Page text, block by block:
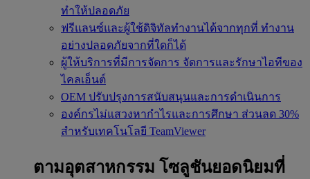
ทำให้ปลอดภัย
ฟรีแลนซ์และผู้ใช้ดิจิทัลทำงานได้จากทุกที่ ทำงาน
อย่างปลอดภัยจากที่ใดก็ได้
ผู้ให้บริการที่มีการจัดการ จัดการและรักษาไอทีของ
ไคลเอ็นต์
OEM ปรับปรุงการสนับสนุนและการดำเนินการ
องค์กรไม่แสวงหากำไรและการศึกษา ส่วนลด 30%
สำหรับเทคโนโลยี TeamViewer
ตามอุตสาหกรรม โซลูชันยอดนิยมที่